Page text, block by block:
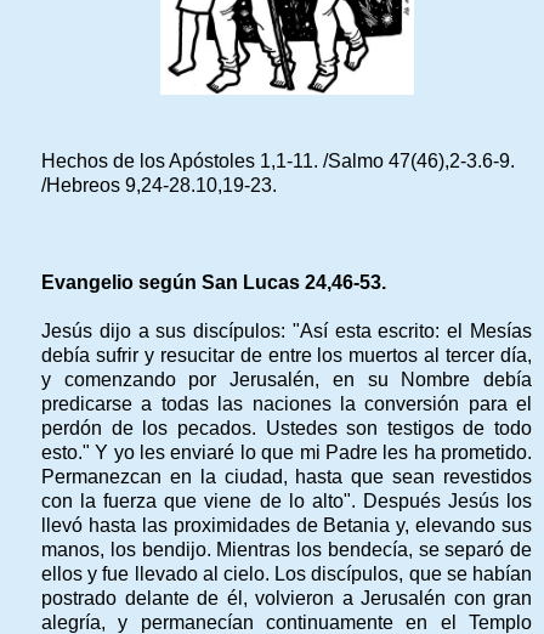
Hechos de los Apóstoles 1,1-11. /Salmo 47(46),2-3.6-9.
/Hebreos 9,24-28.10,19-23.
Evangelio según San Lucas 24,46-53.
Jesús dijo a sus discípulos: "Así esta escrito: el Mesías
debía sufrir y resucitar de entre los muertos al tercer día,
y comenzando por Jerusalén, en su Nombre debía
predicarse a todas las naciones la conversión para el
perdón de los pecados. Ustedes son testigos de todo
esto." Y yo les enviaré lo que mi Padre les ha prometido.
Permanezcan en la ciudad, hasta que sean revestidos
con la fuerza que viene de lo alto". Después Jesús los
llevó hasta las proximidades de Betania y, elevando sus
manos, los bendijo. Mientras los bendecía, se separó de
ellos y fue llevado al cielo. Los discípulos, que se habían
postrado delante de él, volvieron a Jerusalén con gran
alegría, y permanecían continuamente en el Templo